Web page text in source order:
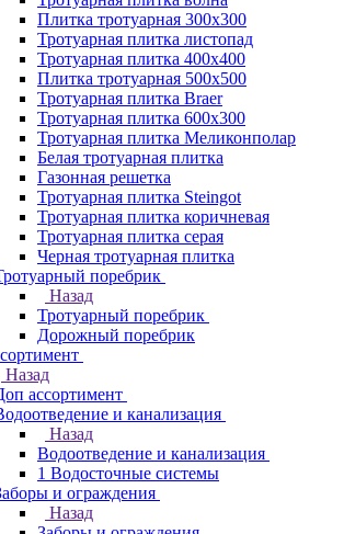
Плитка тротуарная 300х300
Тротуарная плитка листопад
Тротуарная плитка 400х400
Плитка тротуарная 500x500
Тротуарная плитка Braer
Тротуарная плитка 600х300
Тротуарная плитка Меликонполар
Белая тротуарная плитка
Газонная решетка
Тротуарная плитка Steingot
Тротуарная плитка коричневая
Тротуарная плитка серая
Черная тротуарная плитка
поребрик
Назад
Тротуарный поребрик
Дорожный поребрик
Назад
ассортимент
и канализация
Назад
Водоотведение и канализация
1 Водосточные системы
и ограждения
Назад